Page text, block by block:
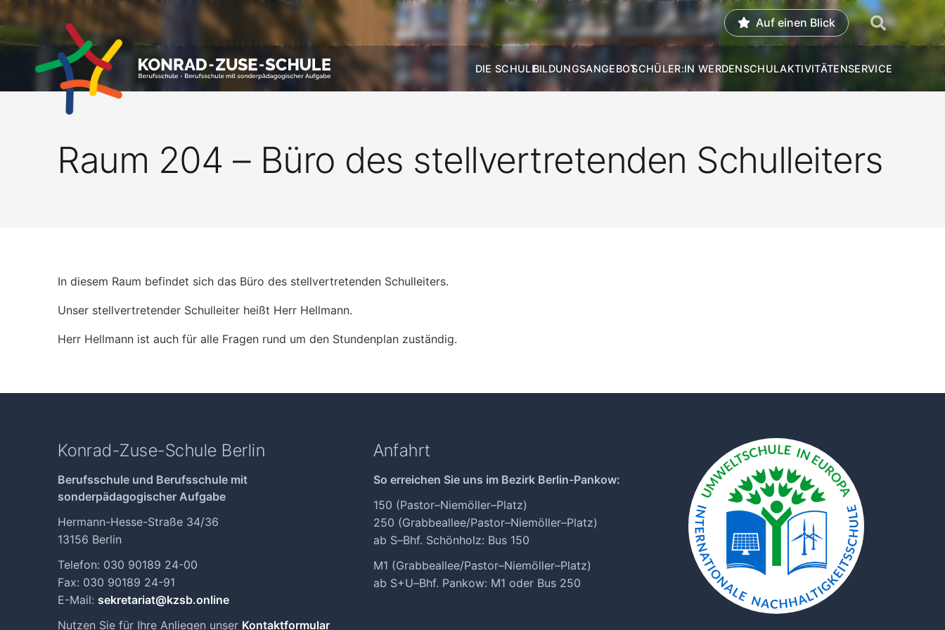
Auf einen Blick
DIE SCHULEBILDUNGSANGEBOTSCHÜLER:IN WERDENSCHULAKTIVITÄTENSERVICE
Raum 204 – Büro des stellvertretenden Schulleiters
In diesem Raum befindet sich das Büro des stellvertretenden Schulleiters.
Unser stellvertretender Schulleiter heißt Herr Hellmann.
Herr Hellmann ist auch für alle Fragen rund um den Stundenplan zuständig.
Konrad-Zuse-Schule Berlin
Berufsschule und Berufsschule mit
sonderpädagogischer Aufgabe
Hermann-Hesse-Straße 34/36
13156 Berlin
Telefon: 030 90189 24-00
Fax: 030 90189 24-91
E-Mail: sekretariat@kzsb.online
Nutzen Sie für Ihre Anliegen unser Kontaktformular
Anfahrt
So erreichen Sie uns im Bezirk Berlin-Pankow:
150 (Pastor–Niemöller–Platz)
250 (Grabbeallee/Pastor–Niemöller–Platz)
ab S–Bhf. Schönholz: Bus 150
M1 (Grabbeallee/Pastor–Niemöller–Platz)
ab S+U–Bhf. Pankow: M1 oder Bus 250